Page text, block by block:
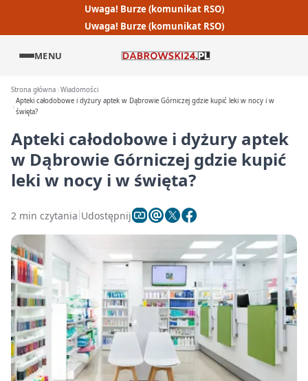
Uwaga! Burze (komunikat RSO)
Uwaga! Burze (komunikat RSO)
MENU
Strona główna Wiadomości
Apteki całodobowe i dyżury aptek w Dąbrowie Górniczej gdzie kupić leki w nocy i w
święta?
Apteki całodobowe i dyżury aptek
w Dąbrowie Górniczej gdzie kupić
leki w nocy i w święta?
2 min czytania Udostępnij